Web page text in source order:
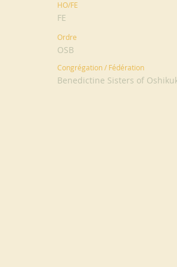
HO/FE
FE
Ordre
OSB
Congrégation / Fédération
Benedictine Sisters of